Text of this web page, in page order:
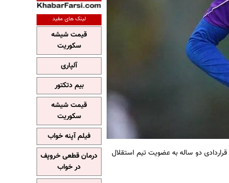
دو ساله به عضویت تیم استقلال
لینک های مفید
قیمت شیشه
سکوریت
آلپاری
بیم دتکتور
قیمت شیشه
سکوریت
فیلم آپنه خواب
درمان قطعی خروپف
در خواب